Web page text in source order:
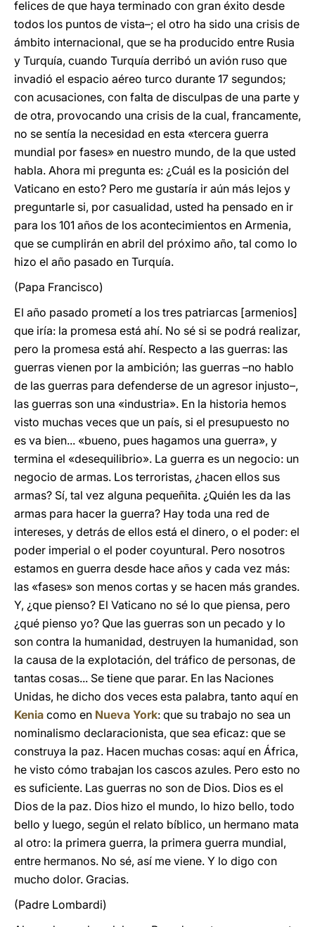
felices de que haya terminado con gran éxito desde
todos los puntos de vista–; el otro ha sido una crisis de
ámbito internacional, que se ha producido entre Rusia
y Turquía, cuando Turquía derribó un avión ruso que
invadió el espacio aéreo turco durante 17 segundos;
con acusaciones, con falta de disculpas de una parte y
de otra, provocando una crisis de la cual, francamente,
no se sentía la necesidad en esta «tercera guerra
mundial por fases» en nuestro mundo, de la que usted
habla. Ahora mi pregunta es: ¿Cuál es la posición del
Vaticano en esto? Pero me gustaría ir aún más lejos y
preguntarle si, por casualidad, usted ha pensado en ir
para los 101 años de los acontecimientos en Armenia,
que se cumplirán en abril del próximo año, tal como lo
hizo el año pasado en Turquía.
(Papa Francisco)
El año pasado prometí a los tres patriarcas [armenios]
que iría: la promesa está ahí. No sé si se podrá realizar,
pero la promesa está ahí. Respecto a las guerras: las
guerras vienen por la ambición; las guerras –no hablo
de las guerras para defenderse de un agresor injusto–,
las guerras son una «industria». En la historia hemos
visto muchas veces que un país, si el presupuesto no
es va bien... «bueno, pues hagamos una guerra», y
termina el «desequilibrio». La guerra es un negocio: un
negocio de armas. Los terroristas, ¿hacen ellos sus
armas? Sí, tal vez alguna pequeñita. ¿Quién les da las
armas para hacer la guerra? Hay toda una red de
intereses, y detrás de ellos está el dinero, o el poder: el
poder imperial o el poder coyuntural. Pero nosotros
estamos en guerra desde hace años y cada vez más:
las «fases» son menos cortas y se hacen más grandes.
Y, ¿que pienso? El Vaticano no sé lo que piensa, pero
¿qué pienso yo? Que las guerras son un pecado y lo
son contra la humanidad, destruyen la humanidad, son
la causa de la explotación, del tráfico de personas, de
tantas cosas... Se tiene que parar. En las Naciones
Unidas, he dicho dos veces esta palabra, tanto aquí en
Kenia como en Nueva York: que su trabajo no sea un
nominalismo declaracionista, que sea eficaz: que se
construya la paz. Hacen muchas cosas: aquí en África,
he visto cómo trabajan los cascos azules. Pero esto no
es suficiente. Las guerras no son de Dios. Dios es el
Dios de la paz. Dios hizo el mundo, lo hizo bello, todo
bello y luego, según el relato bíblico, un hermano mata
al otro: la primera guerra, la primera guerra mundial,
entre hermanos. No sé, así me viene. Y lo digo con
mucho dolor. Gracias.
(Padre Lombardi)